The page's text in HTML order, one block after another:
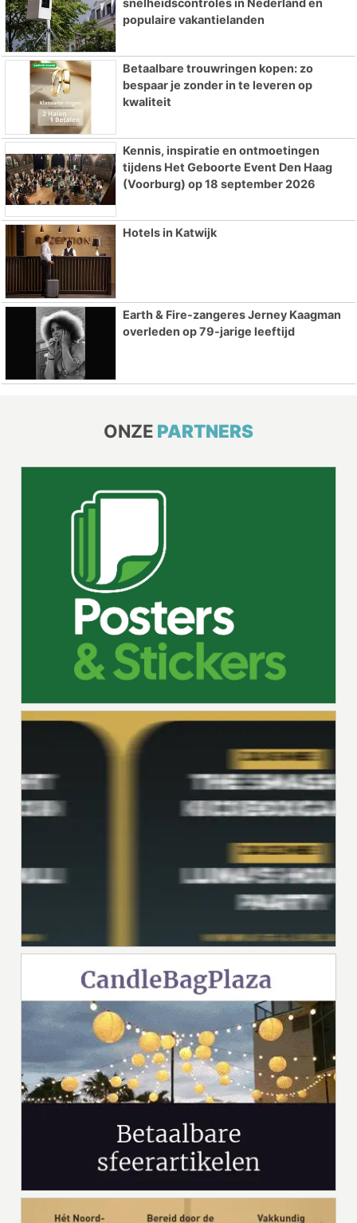
snelheidscontroles in Nederland en
populaire vakantielanden
Betaalbare trouwringen kopen: zo
bespaar je zonder in te leveren op
kwaliteit
Kennis, inspiratie en ontmoetingen
tijdens Het Geboorte Event Den Haag
(Voorburg) op 18 september 2026
Hotels in Katwijk
Earth & Fire-zangeres Jerney Kaagman
overleden op 79-jarige leeftijd
ONZE PARTNERS